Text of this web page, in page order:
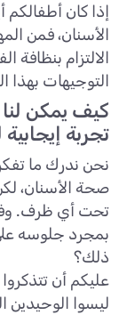
إذا كان أطفالكم
الأسنان، فمن
الالتزام بنظافة
التوجيهات بهذا
كيف يمكن لنا
تجربة
نحن ندرك ما
صحة الأسنان،
تحت أي ظرف.
بمجرد جلوسه
ذلك؟
عليكم أن
ليسوا الوحيدين